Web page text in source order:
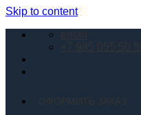
Skip to content
email
+7 985 055 50 50
ОФОРМИТЬ ЗАКАЗ